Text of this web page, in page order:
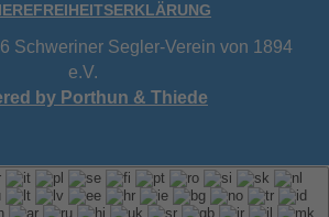
Schweriner Segler-Verein von 1894
e.V.
by Porthun & Thiede